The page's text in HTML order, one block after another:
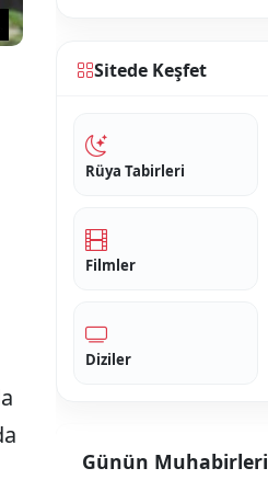
Sitede Keşfet
Rüya Tabirleri
Filmler
Diziler
Günün Muhabirleri